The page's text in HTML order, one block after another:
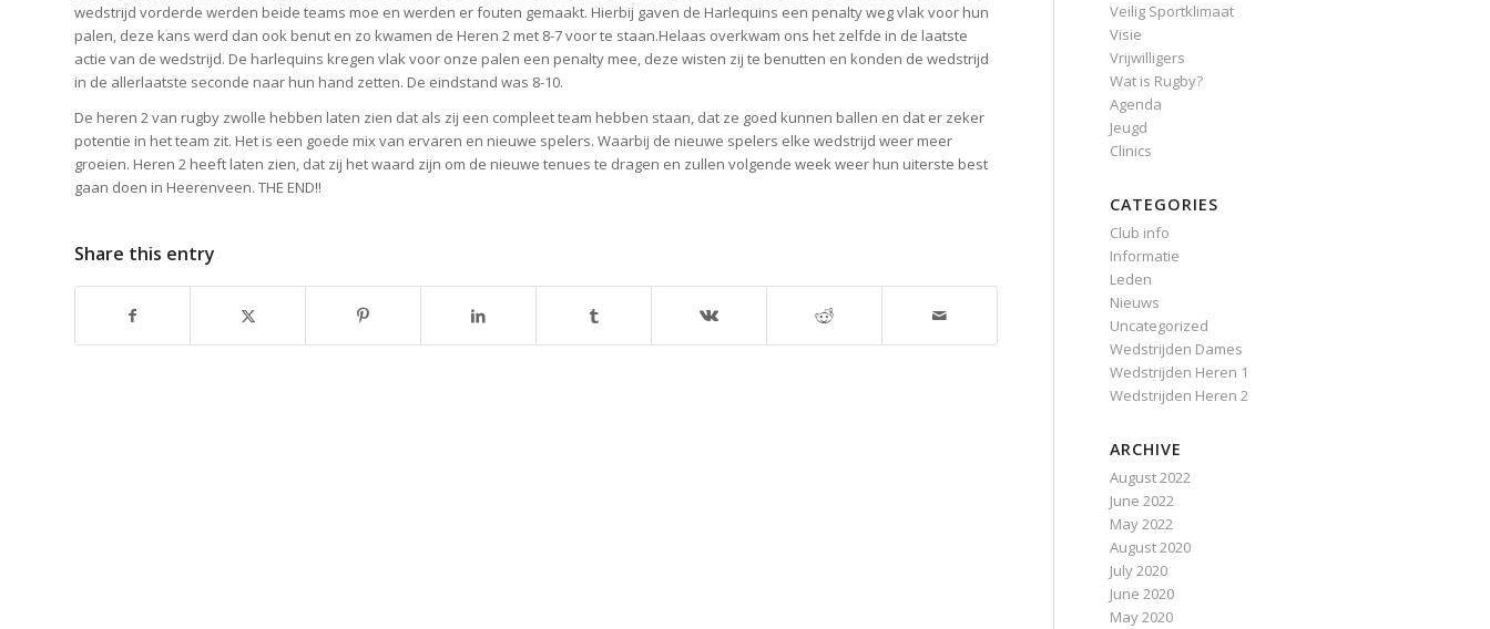
wedstrijd vorderde werden beide teams moe en werden er fouten gemaakt. Hierbij gaven de Harlequins een penalty weg vlak voor hun
palen, deze kans werd dan ook benut en zo kwamen de Heren 2 met 8-7 voor te staan.Helaas overkwam ons het zelfde in de laatste
actie van de wedstrijd. De harlequins kregen vlak voor onze palen een penalty mee, deze wisten zij te benutten en konden de wedstrijd
in de allerlaatste seconde naar hun hand zetten. De eindstand was 8-10.
De heren 2 van rugby zwolle hebben laten zien dat als zij een compleet team hebben staan, dat ze goed kunnen ballen en dat er zeker
potentie in het team zit. Het is een goede mix van ervaren en nieuwe spelers. Waarbij de nieuwe spelers elke wedstrijd weer meer
groeien. Heren 2 heeft laten zien, dat zij het waard zijn om de nieuwe tenues te dragen en zullen volgende week weer hun uiterste best
gaan doen in Heerenveen. THE END!!
Share this entry
Veilig Sportklimaat
Visie
Vrijwilligers
Wat is Rugby?
Agenda
Jeugd
Clinics
CATEGORIES
Club info
Informatie
Leden
Nieuws
Uncategorized
Wedstrijden Dames
Wedstrijden Heren 1
Wedstrijden Heren 2
ARCHIVE
August 2022
June 2022
May 2022
August 2020
July 2020
June 2020
May 2020